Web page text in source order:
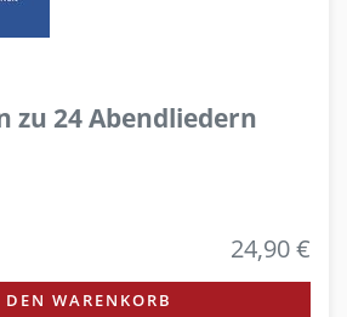
zu 24 Abendliedern
24,90 €
WARENKORB